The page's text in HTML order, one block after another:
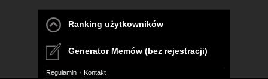
Ranking użytkowników
Generator Memów (bez rejestracji)
Regulamin Kontakt